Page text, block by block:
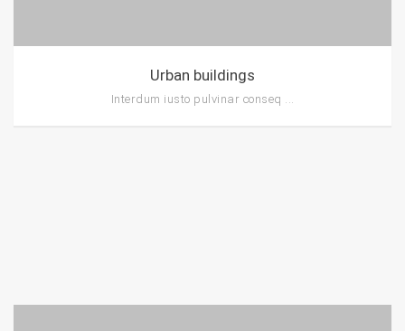
Urban buildings
Interdum iusto pulvinar conseq ...